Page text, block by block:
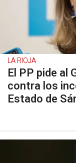
LA RIOJA
El PP pide al
contra los
Estado de